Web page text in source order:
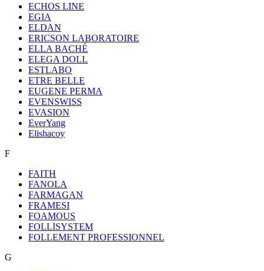
ECHOS LINE
EGIA
ELDAN
ERICSON LABORATOIRE
ELLA BACHÉ
ELEGA DOLL
ESTLABO
ETRE BELLE
EUGENE PERMA
EVENSWISS
EVASION
EverYang
Elishacoy
F
FAITH
FANOLA
FARMAGAN
FRAMESI
FOAMOUS
FOLLISYSTEM
FOLLEMENT PROFESSIONNEL
G